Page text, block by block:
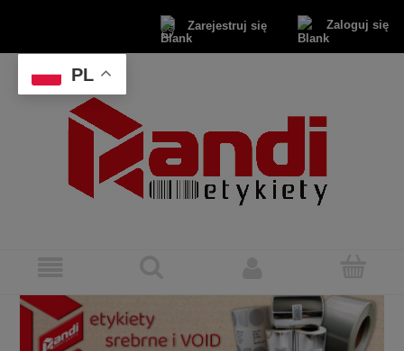
Zarejestruj się Zaloguj się
PL